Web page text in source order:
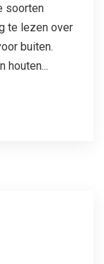
soorten
te lezen over
buiten.
houten...